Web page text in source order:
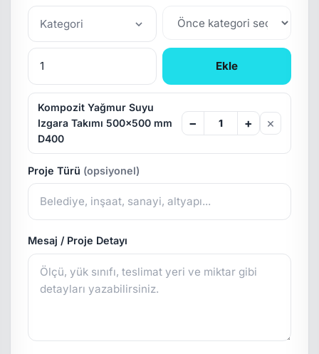
Kategori
Ekle
Kompozit Yağmur Suyu
Izgara Takımı 500x500 mm
D400
− + ×
Proje Türü (opsiyonel)
Mesaj / Proje Detayı